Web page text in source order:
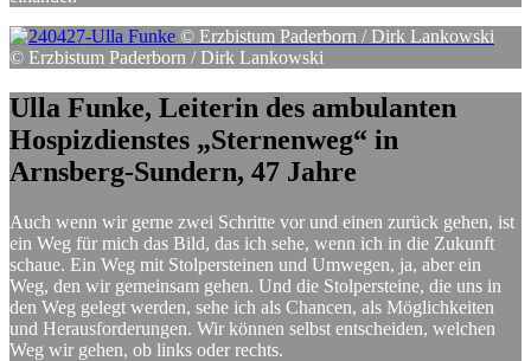
© Erzbistum Paderborn / Dirk Lankowski
© Erzbistum Paderborn / Dirk Lankowski
Ulla Funke, Leiterin des ambulanten
Hospizdienstes „Sternenweg“ in
Arnsberg-Sundern, 47 Jahre
Auch wenn wir gerne zwei Schritte vor und einen zurück gehen, ist
ein Weg für mich das Bild, das ich sehe, wenn ich in die Zukunft
schaue. Ein Weg mit Stolpersteinen und Umwegen, ja, aber ein
Weg, den wir gemeinsam gehen. Und die Stolpersteine, die uns in
den Weg gelegt werden, sehe ich als Chancen, als Möglichkeiten
und Herausforderungen. Wir können selbst entscheiden, welchen
Weg wir gehen, ob links oder rechts.